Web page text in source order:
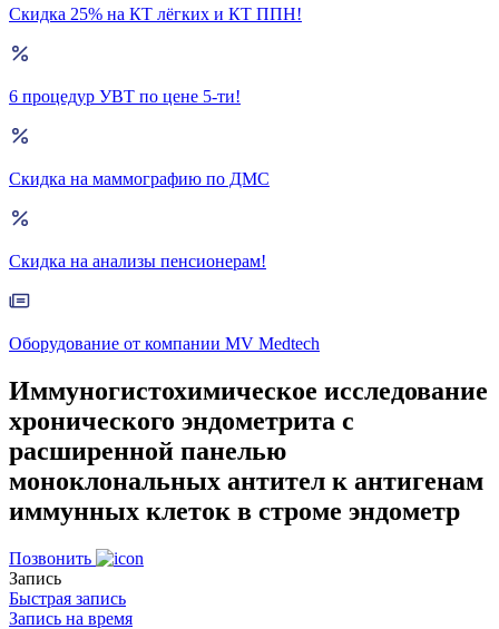
Скидка 25% на КТ лёгких и КТ ППН!
6 процедур УВТ по цене 5-ти!
Скидка на маммографию по ДМС
Скидка на анализы пенсионерам!
Оборудование от компании MV Medtech
Иммуногистохимическое исследование
хронического эндометрита с
расширенной панелью
моноклональных антител к антигенам
иммунных клеток в строме эндометр
Позвонить
Запись
Быстрая запись
Запись на время